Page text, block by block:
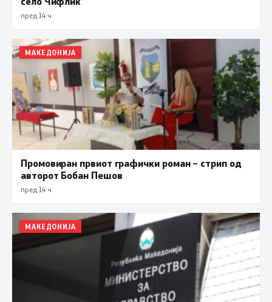
пред 14 ч.
МАКЕДОНИЈА
Промовиран првиот графички роман – стрип од
авторот Бобан Пешов
пред 14 ч.
МАКЕДОНИЈА